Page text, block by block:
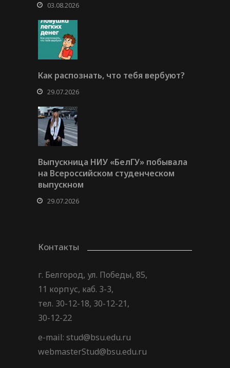
03.08.2026
Как распознать, что тебя вербуют?
29.07.2026
Выпускница НИУ «БелГУ» побывала
на Всероссийском студенческом
выпускном
29.07.2026
Контакты
г. Белгород, ул. Победы, 85,
11 корпус, каб. 3-3,
тел. 30-12-18, 30-12-21,
30-12-22
e-mail: stud@bsu.edu.ru
webmasterStud@bsu.edu.ru